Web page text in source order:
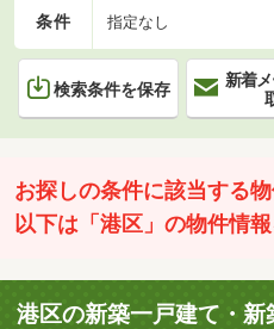
条件 指定なし
検索条件を保存
新着
お探しの条件に該当する
以下は「港区」の物件情報
港区の新築一戸建て・